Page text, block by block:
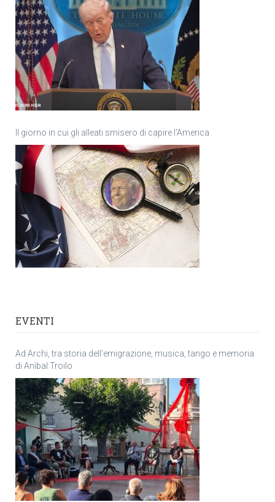
Il giorno in cui gli alleati smisero di capire l’America
EVENTI
Ad Archi, tra storia dell’emigrazione, musica, tango e memoria
di Anìbal Troilo